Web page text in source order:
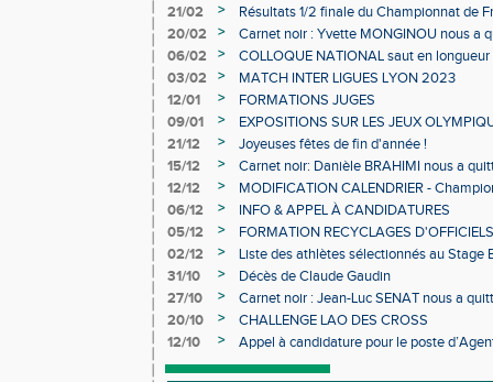
21/02
>
Résultats 1/2 finale du Championnat de
20/02
>
Carnet noir : Yvette MONGINOU nous a
06/02
>
COLLOQUE NATIONAL saut en
03/02
>
MATCH INTER LIGUES LYON 2023
12/01
>
FORMATIONS JUGES
09/01
>
EXPOSITIONS SUR LES JEUX
21/12
>
Joyeuses fêtes de fin d'année !
15/12
>
Carnet noir: Danièle BRAHIMI nous a
12/12
>
MODIFICATION CALENDRIER -
06/12
>
INFO & APPEL À CANDIDATURES
05/12
>
FORMATION RECYCLAGES D'OFFICIELS
02/12
>
Liste des athlètes sélectionnés au Stage
31/10
>
Décès de Claude Gaudin
27/10
>
Carnet noir : Jean-Luc SENAT nous a
20/10
>
CHALLENGE LAO DES CROSS
12/10
>
Appel à candidature pour le poste